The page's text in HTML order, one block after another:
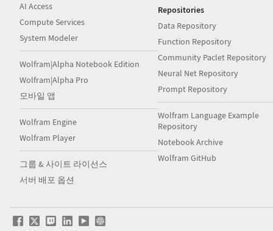
AI Access
Compute Services
System Modeler
Wolfram|Alpha Notebook Edition
Wolfram|Alpha Pro
모바일 앱
Wolfram Engine
Wolfram Player
그룹 & 사이트 라이선스
서버 배포 옵션
Repositories
Data Repository
Function Repository
Community Paclet Repository
Neural Net Repository
Prompt Repository
Wolfram Language Example
Repository
Notebook Archive
Wolfram GitHub